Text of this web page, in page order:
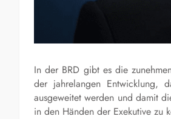
In der BRD gibt es die
der jahrelangen Entwicklung,
ausgeweitet werden und damit
in den Händen der Exekutive zu